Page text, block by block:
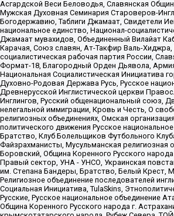
Асгардской Веси Беловодья, Славянская
Мужская Духовная Семинария Староверов-
Богодержавию, Таблиги Джамаат, Свидетели
национальное единство, Национал-
Джамаат мувахидов, Объединенный Вилайат
Карачая, Союз славян, Ат-Такфир Валь-Хиджра,
социалистическая рабочая партия России,
Формат-18, Благородный Орден Дьявола,
Национальная Социалистическая Инициатива
Духовно-Родовая Держава Русь, Русское
Древнерусской Инглистической церкви
Инглингов, Русский общенациональный союз,
нелегальной иммиграции, Кровь и Честь, О
религиозных объединениях, Омская
политического движения Русское
Братство, Клуб Болельщиков Футбольного
Файзрахманисты, Мусульманская религиозная
Боровский, Община Коренного Русского
Правый сектор, УНА - УНСО, Украинская
им. Степана Бандеры, Братство, Белый Крест,
Религиозное объединение последователей
Социальная Инициатива, TulaSkins,
Русские, Русское национальное объединение
Община Коренного Русского народа г.